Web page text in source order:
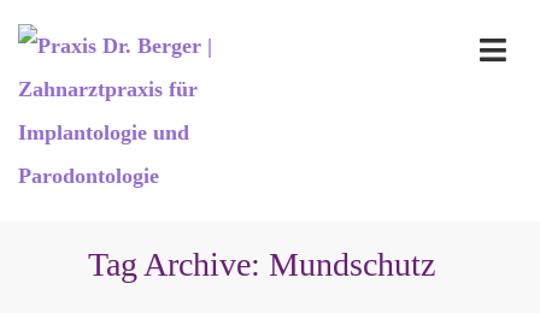
Tag Archive: Mundschutz